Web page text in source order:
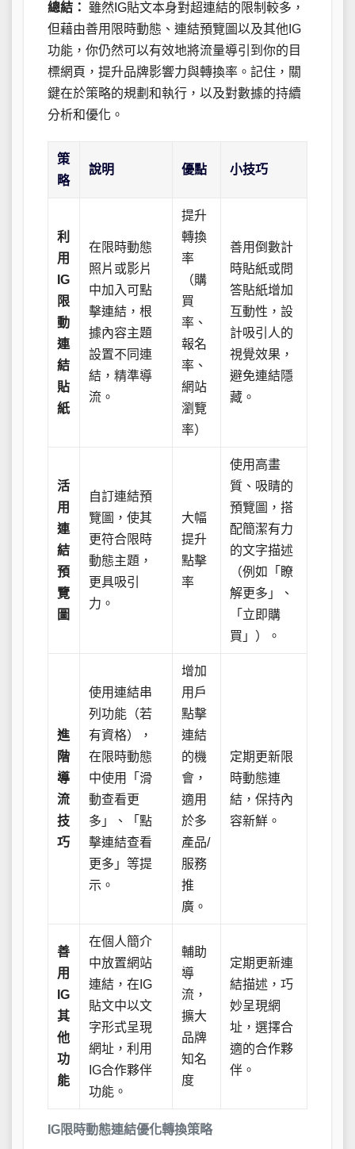
總結：
雖然IG貼文本身對超連結的限制較多，
但藉由善用限時動態、連結預覽圖以及其他IG
功能，你仍然可以有效地將流量導引到你的目
標網頁，提升品牌影響力與轉換率。記住，關
鍵在於策略的規劃和執行，以及對數據的持續
分析和優化。
IG限時動態連結優化轉換策略
策
略
說明 優點 小技巧
利
用
IG
限
動
連
結
貼
紙
在限時動態
照片或影片
中加入可點
擊連結，根
據內容主題
設置不同連
結，精準導
流。
提升
轉換
率
（購
買
率、
報名
率、
網站
瀏覽
率）
善用倒數計
時貼紙或問
答貼紙增加
互動性，設
計吸引人的
視覺效果，
避免連結隱
藏。
活
用
連
結
預
覽
圖
自訂連結預
覽圖，使其
更符合限時
動態主題，
更具吸引
力。
大幅
提升
點擊
率
使用高畫
質、吸睛的
預覽圖，搭
配簡潔有力
的文字描述
（例如「瞭
解更多」、
「立即購
買」）。
進
階
導
流
技
巧
使用連結串
列功能（若
有資格），
在限時動態
中使用「滑
動查看更
多」、「點
擊連結查看
更多」等提
示。
增加
用戶
點擊
連結
的機
會，
適用
於多
產品/
服務
推
廣。
定期更新限
時動態連
結，保持內
容新鮮。
善
用
IG
其
他
功
能
在個人簡介
中放置網站
連結，在IG
貼文中以文
字形式呈現
網址，利用
IG合作夥伴
功能。
輔助
導
流，
擴大
品牌
知名
度
定期更新連
結描述，巧
妙呈現網
址，選擇合
適的合作夥
伴。